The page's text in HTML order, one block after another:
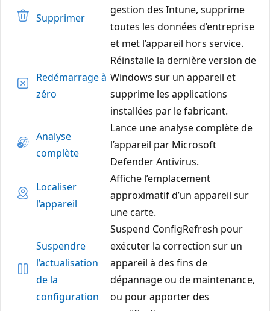
Supprimer
gestion des Intune, supprime
toutes les données d’entreprise
et met l’appareil hors service.
Redémarrage à
zéro
Réinstalle la dernière version de
Windows sur un appareil et
supprime les applications
installées par le fabricant.
Analyse
complète
Lance une analyse complète de
l’appareil par Microsoft
Defender Antivirus.
Localiser
l’appareil
Affiche l’emplacement
approximatif d’un appareil sur
une carte.
Suspendre
l’actualisation
de la
configuration
Suspend ConfigRefresh pour
exécuter la correction sur un
appareil à des fins de
dépannage ou de maintenance,
ou pour apporter des